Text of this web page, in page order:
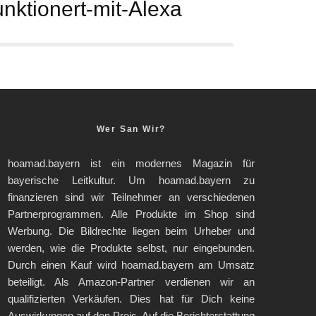
mit-Alexa
Wer San Wir?
hoamad.bayern ist ein modernes Magazin für
bayerische Leitkultur. Um hoamad.bayern zu
finanzieren sind wir Teilnehmer an verschiedenen
Partnerprogrammen. Alle Produkte im Shop sind
Werbung. Die Bildrechte liegen beim Urheber und
werden, wie die Produkte selbst, nur eingebunden.
Durch einen Kauf wird hoamad.bayern am Umsatz
beteiligt. Als Amazon-Partner verdienen wir an
qualifizierten Verkäufen. Dies hat für Dich keine